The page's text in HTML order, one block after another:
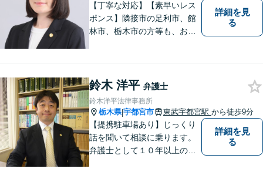
【丁寧な対応】【素早いレス
ポンス】隣接市の足利市、館
林市、栃木市の方等も、お気
ご相談は、内容によって、初
回相談を無料としておりま
す。
詳細を見
る
鈴木 洋平 弁護士
鈴木洋平法律事務所
栃木県|宇都宮市 東武宇都宮駅 から徒歩9分
【提携駐車場あり】じっくり
話を聞いて相談に乗ります。
弁護士として１０年以上の経
詳細を見
る